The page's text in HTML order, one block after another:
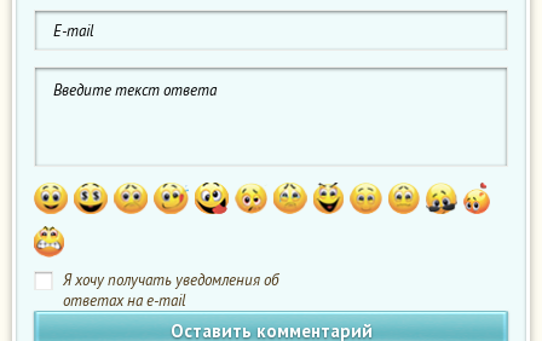
Я хочу получать уведомления об
ответах на e-mail